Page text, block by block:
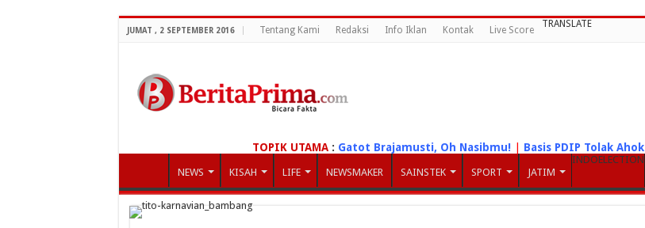
JUMAT , 2 SEPTEMBER 2016 Tentang Kami Redaksi Info Iklan Kontak Live Score
TRANSLATE
TOPIK UTAMA : Gatot Brajamusti, Oh Nasibmu! Basis PDIP Tolak Ahok
NEWS KISAH LIFE NEWSMAKER SAINSTEK SPORT JATIM
INDOELECTION